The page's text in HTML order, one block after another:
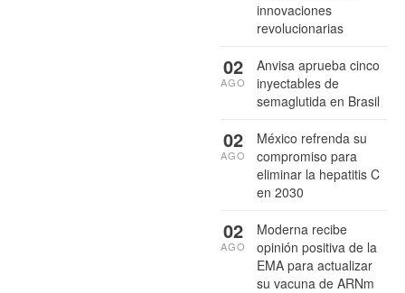
innovaciones
revolucionarias
Anvisa aprueba cinco
inyectables de
semaglutida en Brasil
02
AGO
México refrenda su
compromiso para
eliminar la hepatitis C
en 2030
02
AGO
Moderna recibe
opinión positiva de la
EMA para actualizar
su vacuna de ARNm
02
AGO